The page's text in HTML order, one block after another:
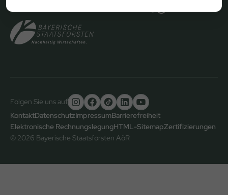
Folgen Sie uns auf
Untere
Fußzeile
KontaktDatenschutzImpressumBarrierefreiheit
Elektronische RechnungslegungHTML-SitemapZertifizierungen
© 2026 Bayerische Staatsforsten AöR